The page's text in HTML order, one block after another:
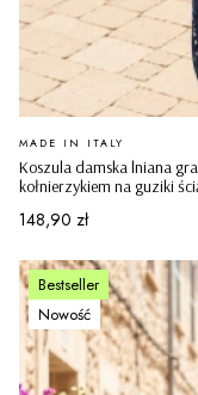
Koszula damska lniana
kołnierzykiem na guziki
PRODUCENT
MADE IN ITALY
Cena
148,90 zł
Bestseller
Nowość